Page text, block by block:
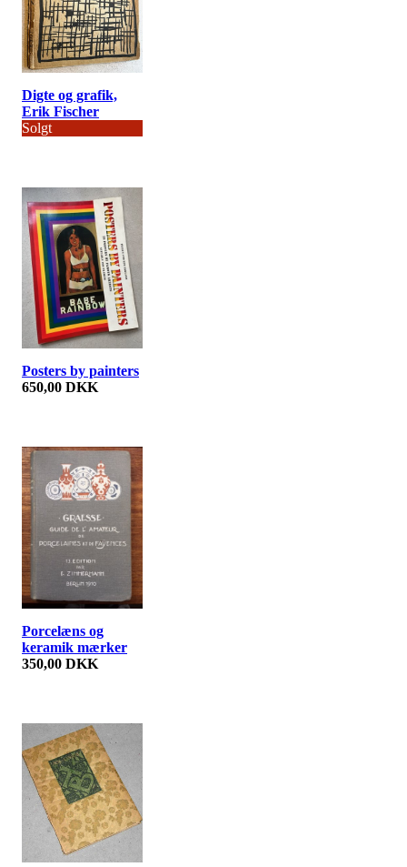
Digte og grafik,
Erik Fischer
Solgt
Posters by painters
650,00 DKK
Porcelæns og
keramik mærker
350,00 DKK